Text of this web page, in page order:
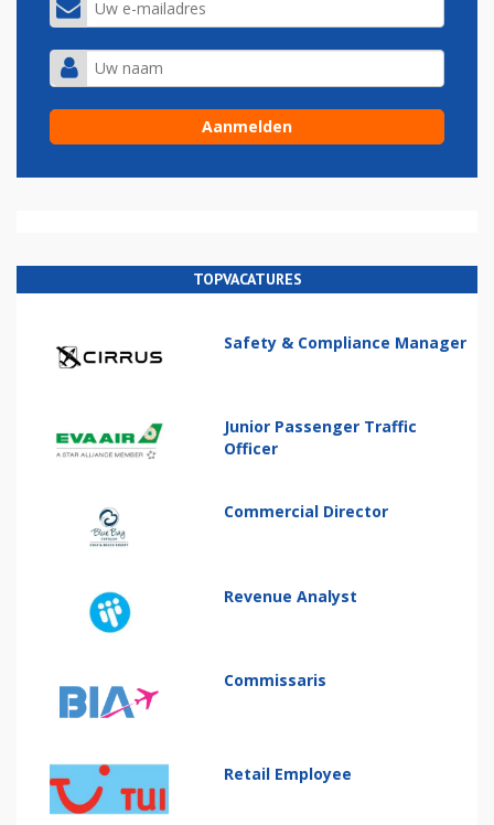
TOPVACATURES
Safety & Compliance Manager
Junior Passenger Traffic
Officer
Commercial Director
Revenue Analyst
Commissaris
Retail Employee